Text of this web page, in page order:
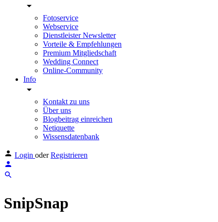
Fotoservice
Webservice
Dienstleister Newsletter
Vorteile & Empfehlungen
Premium Mitgliedschaft
Wedding Connect
Online-Community
Info
Kontakt zu uns
Über uns
Blogbeitrag einreichen
Netiquette
Wissensdatenbank
Login oder Registrieren
SnipSnap